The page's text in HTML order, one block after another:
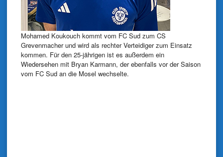
Mohamed Koukouch kommt vom FC Sud zum CS
Grevenmacher und wird als rechter Verteidiger zum Einsatz
kommen. Für den 25-jährigen ist es außerdem ein
Wiedersehen mit Bryan Karmann, der ebenfalls vor der Saison
vom FC Sud an die Mosel wechselte.